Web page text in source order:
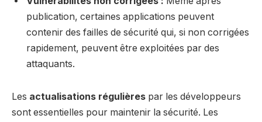
publication, certaines applications peuvent
contenir des failles de sécurité qui, si non corrigées
rapidement, peuvent être exploitées par des
attaquants.
Les actualisations régulières par les développeurs
sont essentielles pour maintenir la sécurité. Les